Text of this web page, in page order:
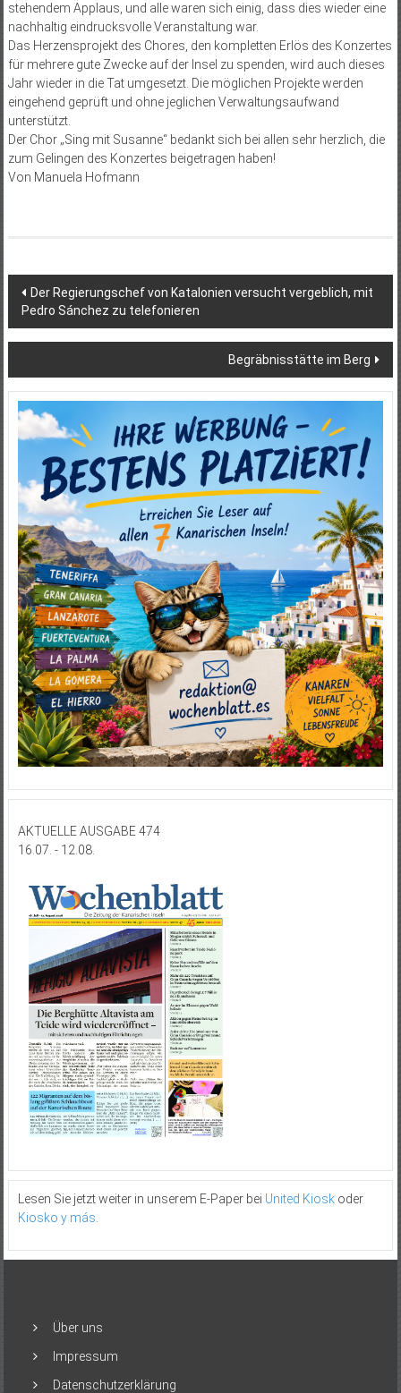
stehendem Applaus, und alle waren sich einig, dass dies wieder eine
nachhaltig eindrucksvolle Veranstaltung war.
Das Herzensprojekt des Chores, den kompletten Erlös des Konzertes
für mehrere gute Zwecke auf der Insel zu spenden, wird auch dieses
Jahr wieder in die Tat umgesetzt. Die möglichen Projekte werden
eingehend geprüft und ohne jeglichen Verwaltungsaufwand
unterstützt.
Der Chor „Sing mit Susanne“ bedankt sich bei allen sehr herzlich, die
zum Gelingen des Konzertes beigetragen haben!
Von Manuela Hofmann
Beitragsnavigation
Der Regierungschef von Katalonien versucht vergeblich, mit
Pedro Sánchez zu telefonieren
Begräbnisstätte im Berg
AKTUELLE AUSGABE 474
16.07. - 12.08.
Lesen Sie jetzt weiter in unserem E-Paper bei United Kioskoder
Kiosko y más.
Über uns
Impressum
Datenschutzerklärung